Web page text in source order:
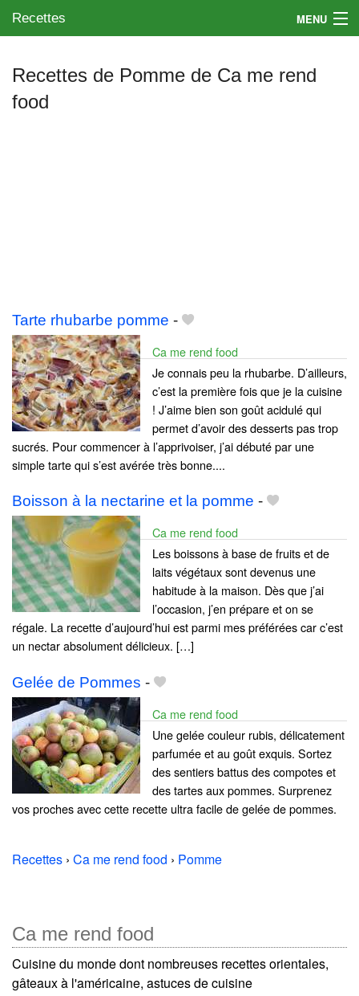
Recettes MENU
Mes blogs préférés
Recettes de Pomme de Ca me rend
food
Tarte rhubarbe pomme -
Ca me rend food
Je connais peu la rhubarbe. D’ailleurs,
c’est la première fois que je la cuisine
! J’aime bien son goût acidulé qui
permet d’avoir des desserts pas trop
sucrés. Pour commencer à l’apprivoiser, j’ai débuté par une
simple tarte qui s’est avérée très bonne....
Boisson à la nectarine et la pomme -
Ca me rend food
Les boissons à base de fruits et de
laits végétaux sont devenus une
habitude à la maison. Dès que j’ai
l’occasion, j’en prépare et on se
régale. La recette d’aujourd’hui est parmi mes préférées car c’est
un nectar absolument délicieux. […]
Gelée de Pommes -
Ca me rend food
Une gelée couleur rubis, délicatement
parfumée et au goût exquis. Sortez
des sentiers battus des compotes et
des tartes aux pommes. Surprenez
vos proches avec cette recette ultra facile de gelée de pommes.
Recettes › Ca me rend food › Pomme
Ca me rend food
Cuisine du monde dont nombreuses recettes orientales,
gâteaux à l'américaine, astuces de cuisine